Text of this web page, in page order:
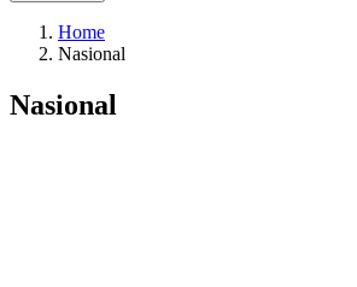
Home
Nasional
Nasional